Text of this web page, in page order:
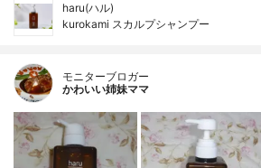
haru(ハル)
kurokami スカルプシャンプー
モニターブロガー
かわいい姉妹ママ